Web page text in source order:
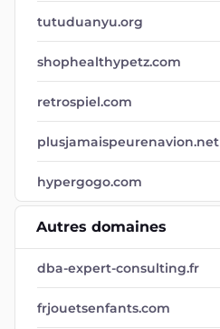
tutuduanyu.org
shophealthypetz.com
retrospiel.com
plusjamaispeurenavion.net
hypergogo.com
Autres domaines
dba-expert-consulting.fr
frjouetsenfants.com